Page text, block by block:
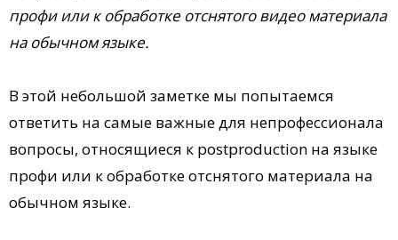
профи или к обработке отснятого видео материала
на обычном языке.
В этой небольшой заметке мы попытаемся
ответить на самые важные для непрофессионала
вопросы, относящиеся к postproduction на языке
профи или к обработке отснятого материала на
обычном языке.